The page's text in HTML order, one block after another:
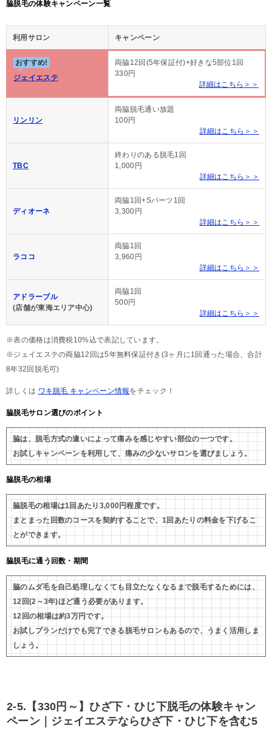
脇脱毛の体験キャンペーン一覧
利用サロン キャンペーン
おすすめ!
ジェイエステ
両脇12回(5年保証付)+好きな5部位1回
330円
詳細はこちら＞＞
リンリン
両脇脱毛通い放題
100円
詳細はこちら＞＞
TBC
終わりのある脱毛1回
1,000円
詳細はこちら＞＞
ディオーネ
両脇1回+Sパーツ1回
3,300円
詳細はこちら＞＞
ラココ
両脇1回
3,960円
詳細はこちら＞＞
アドラーブル
(店舗が東海エリア中心)
両脇1回
500円
詳細はこちら＞＞
※表の価格は消費税10%込で表記しています。
※ジェイエステの両脇12回は5年無料保証付き(3ヶ月に1回通った場合、合計
8年32回脱毛可)
詳しくは ワキ脱毛 キャンペーン情報をチェック！
脇脱毛サロン選びのポイント
脇は、脱毛方式の違いによって痛みを感じやすい部位の一つです。
お試しキャンペーンを利用して、痛みの少ないサロンを選びましょう。
脇脱毛の相場
脇脱毛の相場は1回あたり3,000円程度です。
まとまった回数のコースを契約することで、1回あたりの料金を下げるこ
とができます。
脇脱毛に通う回数・期間
脇のムダ毛を自己処理しなくても目立たなくなるまで脱毛するためには、
12回(2～3年)ほど通う必要があります。
12回の相場は約3万円です。
お試しプランだけでも完了できる脱毛サロンもあるので、うまく活用しま
しょう。
2-5.【330円～】ひざ下・ひじ下脱毛の体験キャン
ペーン｜ジェイエステならひざ下・ひじ下を含む5